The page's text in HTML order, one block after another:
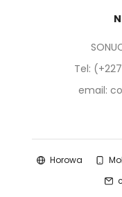
Tel:
email:
Horowa